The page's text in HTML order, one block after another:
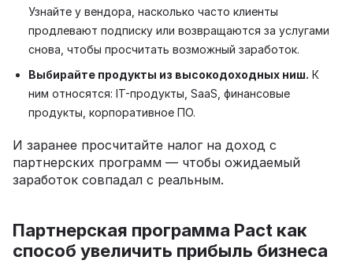
Узнайте у вендора, насколько часто клиенты
продлевают подписку или возвращаются за услугами
снова, чтобы просчитать возможный заработок.
Выбирайте продукты из высокодоходных ниш. К
ним относятся: IT-продукты, SaaS, финансовые
продукты, корпоративное ПО.
И заранее просчитайте налог на доход с
партнерских программ — чтобы ожидаемый
заработок совпадал с реальным.
Партнерская программа Pact как
способ увеличить прибыль бизнеса